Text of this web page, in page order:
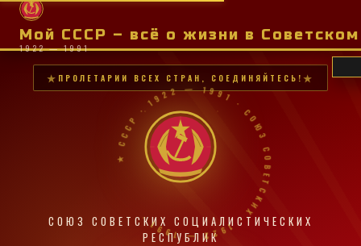
Мой СССР – всё о жизни в
1922 — 1991
ПРОЛЕТАРИИ ВСЕХ СТРАН, СОЕДИНЯЙТЕСЬ!
★ СССР · 1922 — 1991 · СОЮЗ СОВЕТСКИХ · 1922 — 1991 ·
СОЮЗ СОВЕТСКИХ СОЦИАЛИСТИЧЕСКИХ
РЕСПУБЛИК